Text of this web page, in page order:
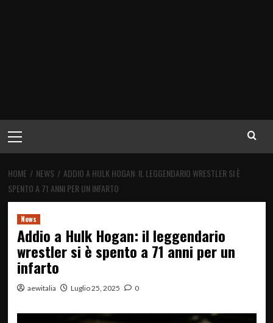
principale
HOME NEWS
ADDIO A HULK HOGAN: IL LEGGENDARIO WRESTLER SI È
SPENTO A 71 ANNI PER UN INFARTO
News
Addio a Hulk Hogan: il leggendario
wrestler si è spento a 71 anni per un
infarto
aewitalia Luglio 25, 2025 0